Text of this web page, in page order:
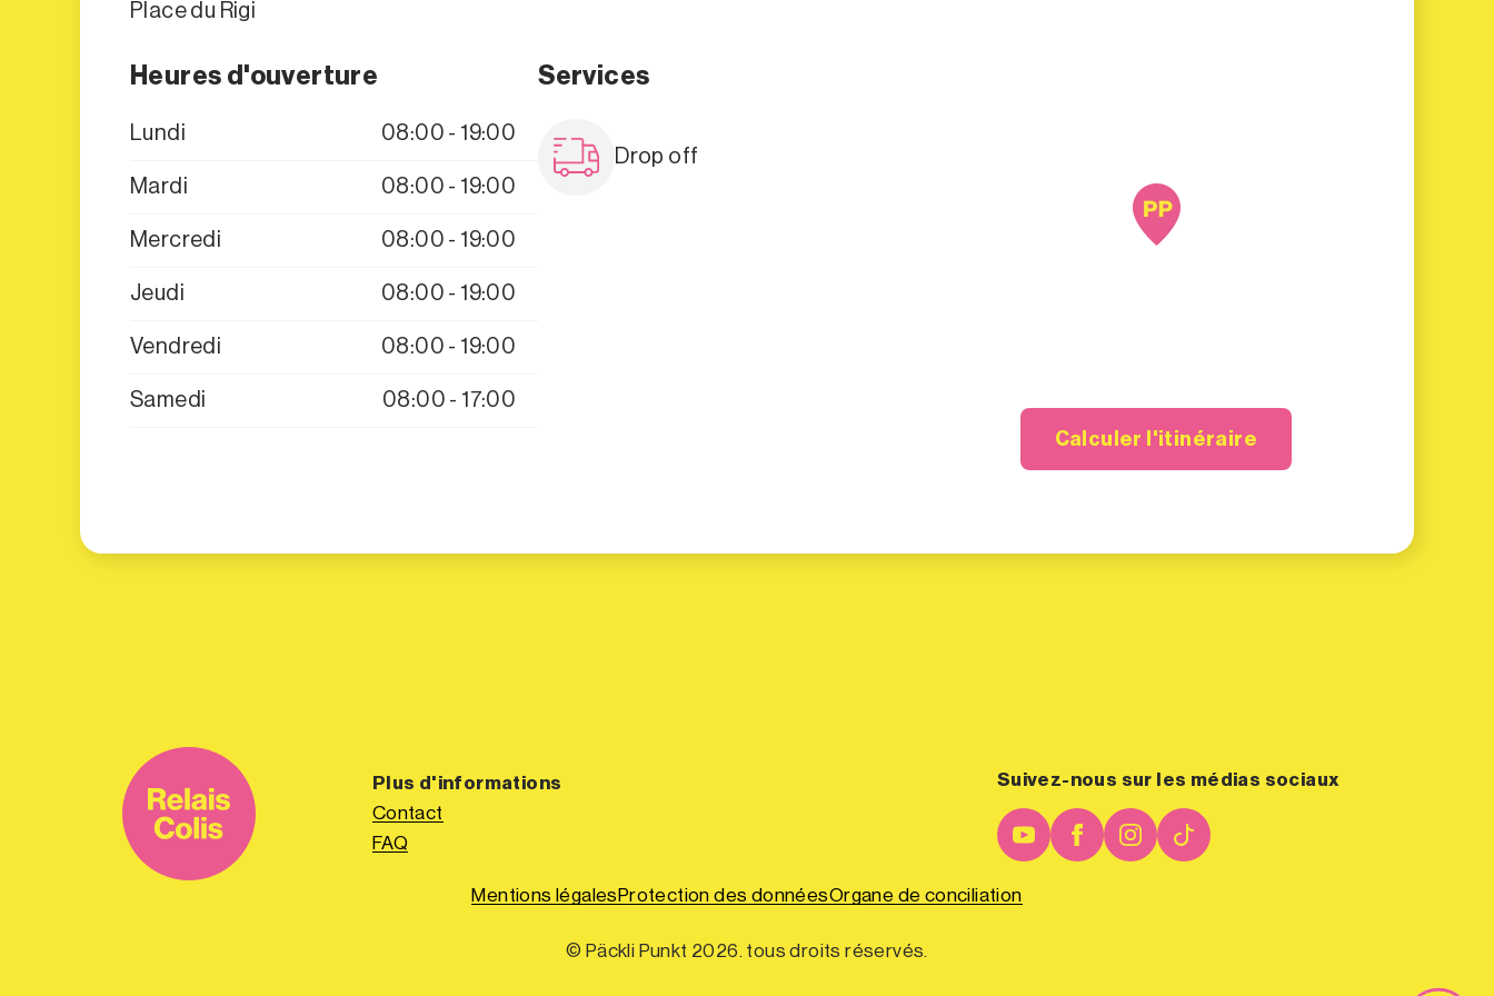
Place du Rigi
Heures d'ouverture
Lundi 08:00 - 19:00
Mardi 08:00 - 19:00
Mercredi 08:00 - 19:00
Jeudi 08:00 - 19:00
Vendredi 08:00 - 19:00
Samedi 08:00 - 17:00
Services
Drop off
Calculer l'itinéraire
Plus d'informations
Contact
FAQ
Suivez-nous sur les médias sociaux
Mentions légales Protection des donnéesOrgane de conciliation
© Päckli Punkt 2026. tous droits réservés.